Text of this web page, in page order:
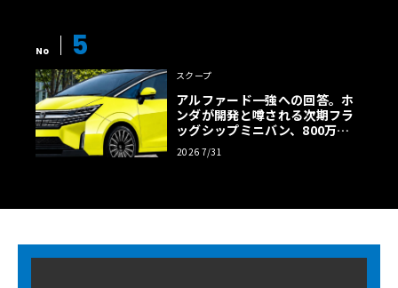
No 5
スクープ
アルファード一強への回答。ホ
ンダが開発と噂される次期フラ
ッグシップミニバン、800万円
超の勝算【予想CG】
2026 7/31